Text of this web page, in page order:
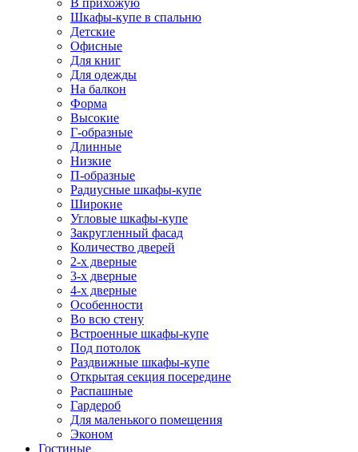
В прихожую
Шкафы-купе в спальню
Детские
Офисные
Для книг
Для одежды
На балкон
Форма
Высокие
Г-образные
Длинные
Низкие
П-образные
Радиусные шкафы-купе
Широкие
Угловые шкафы-купе
Закругленный фасад
Количество дверей
2-х дверные
3-х дверные
4-х дверные
Особенности
Во всю стену
Встроенные шкафы-купе
Под потолок
Раздвижные шкафы-купе
Открытая секция посередине
Распашные
Гардероб
Для маленького помещения
Эконом
Гостиные